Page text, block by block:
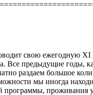
свою ежегодную
Все предыдущие годы,
раздаем большое
мы иногда
программы, проживания